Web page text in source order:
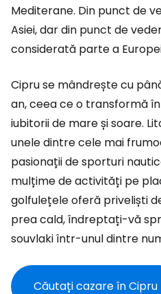
Mediterane. Din punct de
Asiei, dar din punct de
considerată parte a
Cipru se mândrește cu
an, ceea ce o transformă
iubitorii de mare și soare.
unele dintre cele mai
pasionații de sporturi
mulțime de activități pe
golfulețele oferă priveliști
prea cald, îndreptați-vă
souvlaki într-unul dintre
Căutați cazare în Cipru